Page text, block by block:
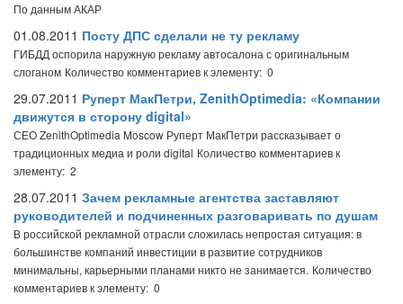
По данным АКАР
01.08.2011 Посту ДПС сделали не ту рекламу
ГИБДД оспорила наружную рекламу автосалона с оригинальным
слоганом Количество комментариев к элементу: 0
29.07.2011 Руперт МакПетри, ZenithOptimedia: «Компании
движутся в сторону digital»
СЕО ZenithOptimedia Moscow Руперт МакПетри рассказывает о
традиционных медиа и роли digital Количество комментариев к
элементу: 2
28.07.2011 Зачем рекламные агентства заставляют
руководителей и подчиненных разговаривать по душам
В российской рекламной отрасли сложилась непростая ситуация: в
большинстве компаний инвестиции в развитие сотрудников
минимальны, карьерными планами никто не занимается. Количество
комментариев к элементу: 0